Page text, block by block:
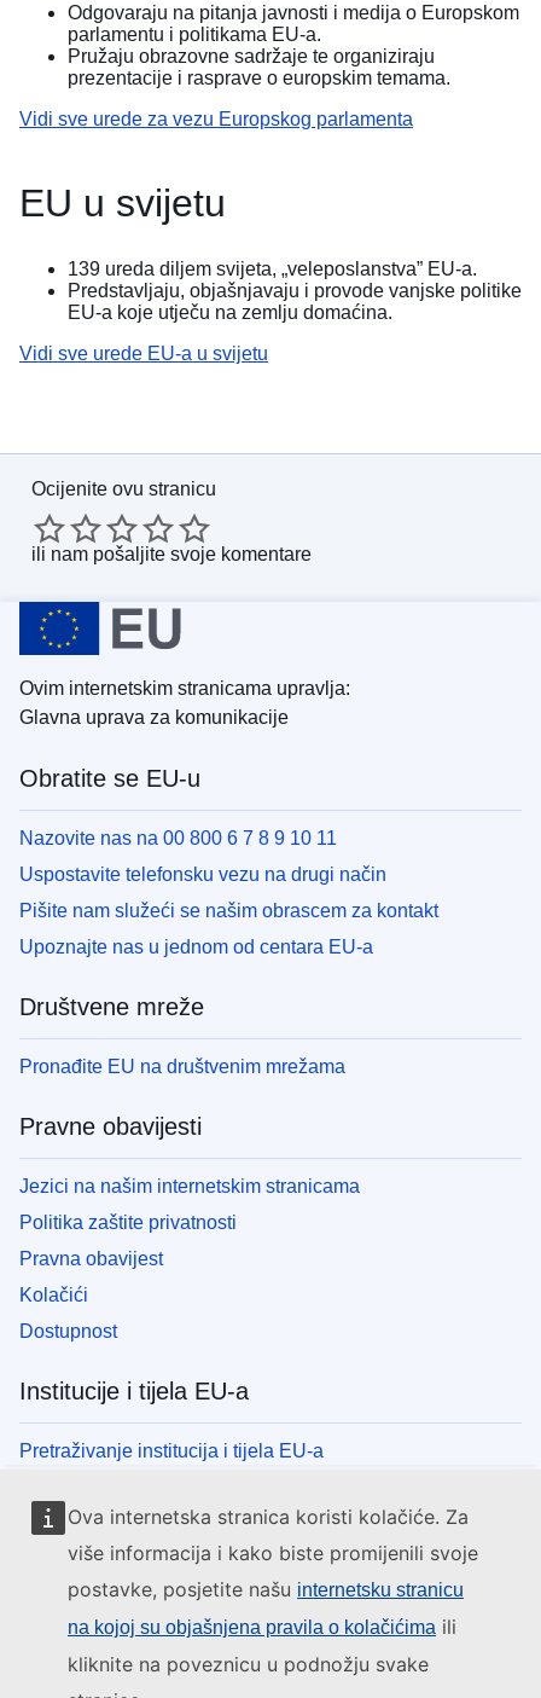
Ova internetska stranica koristi kolačiće. Za
više informacija i kako biste promijenili svoje
postavke, posjetite našu internetsku stranicu
na kojoj su objašnjena pravila o kolačićima ili
kliknite na poveznicu u podnožju svake
Odgovaraju na pitanja javnosti i medija o Europskom
parlamentu i politikama EU-a.
Pružaju obrazovne sadržaje te organiziraju
prezentacije i rasprave o europskim temama.
Vidi sve urede za vezu Europskog parlamenta
EU u svijetu
139 ureda diljem svijeta, „veleposlanstva” EU-a.
Predstavljaju, objašnjavaju i provode vanjske politike
EU-a koje utječu na zemlju domaćina.
Vidi sve urede EU-a u svijetu
Ocijenite ovu stranicu
ili nam pošaljite svoje komentare
Ovim internetskim stranicama upravlja:
Glavna uprava za komunikacije
Obratite se EU-u
Nazovite nas na 00 800 6 7 8 9 10 11
Uspostavite telefonsku vezu na drugi način
Pišite nam služeći se našim obrascem za kontakt
Upoznajte nas u jednom od centara EU-a
Društvene mreže
Pronađite EU na društvenim mrežama
Pravne obavijesti
Jezici na našim internetskim stranicama
Politika zaštite privatnosti
Pravna obavijest
Kolačići
Dostupnost
Institucije i tijela EU-a
Pretraživanje institucija i tijela EU-a